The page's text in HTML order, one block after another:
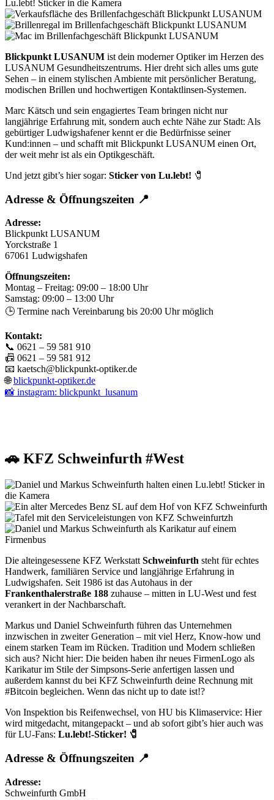
Blickpunkt LUSANUM ist dein moderner Optiker im Herzen des
LUSANUM Gesundheitszentrums. Hier dreht sich alles ums gute
Sehen – in einem stylischen Ambiente mit persönlicher Beratung,
modischen Brillen und hochwertigen Kontaktlinsen-Systemen.
Marc Kätsch und sein engagiertes Team bringen nicht nur
langjährige Erfahrung mit, sondern auch echte Nähe zur Stadt: Als
gebürtiger Ludwigshafener kennt er die Bedürfnisse seiner
Kund:innen – und schafft mit Blickpunkt LUSANUM einen Ort,
der weit mehr ist als ein Optikgeschäft.
Und jetzt gibt’s hier sogar: Sticker von Lu.lebt! 🧷
Adresse & Öffnungszeiten 📍
Adresse:
Blickpunkt LUSANUM
Yorckstraße 1
67061 Ludwigshafen
Öffnungszeiten:
Montag – Freitag: 09:00 – 18:00 Uhr
Samstag: 09:00 – 13:00 Uhr
🕒 Termine nach Vereinbarung bis 20:00 Uhr möglich
Kontakt:
📞 0621 – 59 581 910
📠 0621 – 59 581 912
📧 kaetsch@blickpunkt-optiker.de
🌐blickpunkt-optiker.de
📸 instagram: blickpunkt_lusanum
🚗 KFZ Schweinfurth #West
Die alteingesessene KFZ Werkstatt Schweinfurth steht für echtes
Handwerk, familiären Service und langjährige Erfahrung in
Ludwigshafen. Seit 1986 ist das Autohaus in der
Frankenthalerstraße 188 zuhause – mitten in LU-West und fest
verankert in der Nachbarschaft.
Markus und Daniel Schweinfurth führen das Unternehmen
inzwischen in zweiter Generation – mit viel Herz, Know-how und
einem starken Team im Rücken. Tradition und Modern schließen
sich aus? Nicht hier: Die beiden haben ihr neues FirmenLogo als
Karikatur im Stile der Simpsons-Serie anfertigen lassen und
außerdem kannst du bei KFZ Schweinfurth deine Rechnung mit
#Bitcoin begleichen. Wenn das nicht up to date ist!?
Von Inspektion bis Reifenwechsel, von HU bis Klimaservice: Hier
wird mitgedacht, mitangepackt – und ab sofort gibt’s hier auch was
für LU-Fans: Lu.lebt!-Sticker! 🧷
Adresse & Öffnungszeiten 📍
Adresse:
Schweinfurth GmbH